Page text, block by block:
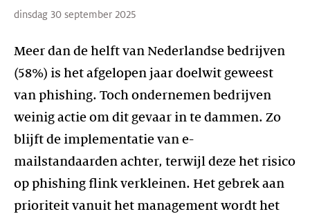
dinsdag 30 september 2025
Meer dan de helft van Nederlandse bedrijven
(58%) is het afgelopen jaar doelwit geweest
van phishing. Toch ondernemen bedrijven
weinig actie om dit gevaar in te dammen. Zo
blijft de implementatie van e-
mailstandaarden achter, terwijl deze het risico
op phishing flink verkleinen. Het gebrek aan
prioriteit vanuit het management wordt het